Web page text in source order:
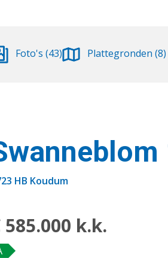
Foto's (43) Plattegronden (8)
HB Koudum
585.000 k.k.